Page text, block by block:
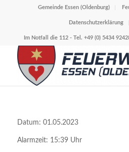
Gemeinde Essen (Oldenburg)
Datenschutzerklärung
Im Notfall die 112 - Tel. +49 (0) 5434
Datum: 01.05.2023
Alarmzeit: 15:39 Uhr